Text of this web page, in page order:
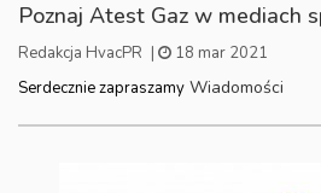
Poznaj Atest Gaz w mediach
Redakcja HvacPR |
18 mar 2021
Serdecznie zapraszamy Wiadomości